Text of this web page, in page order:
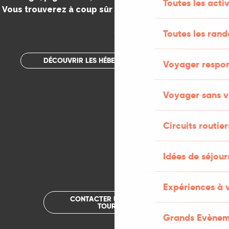
Toutes les
Toutes les
Voyager
Voyager sans
Circuits
Idées de
Expériences à
Grands
Vous trouverez à coup sûr votre bonheur dans le Lot.
.
DÉCOUVRIR LES HÉBERGEMENTS INSOLITES
CONTACTER UN OFFICE DE
TOURISME